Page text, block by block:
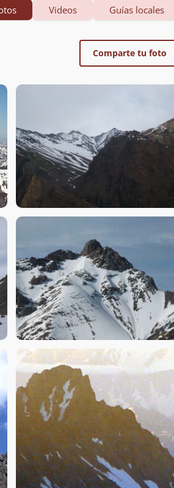
Videos Guías locales
Comparte tu foto